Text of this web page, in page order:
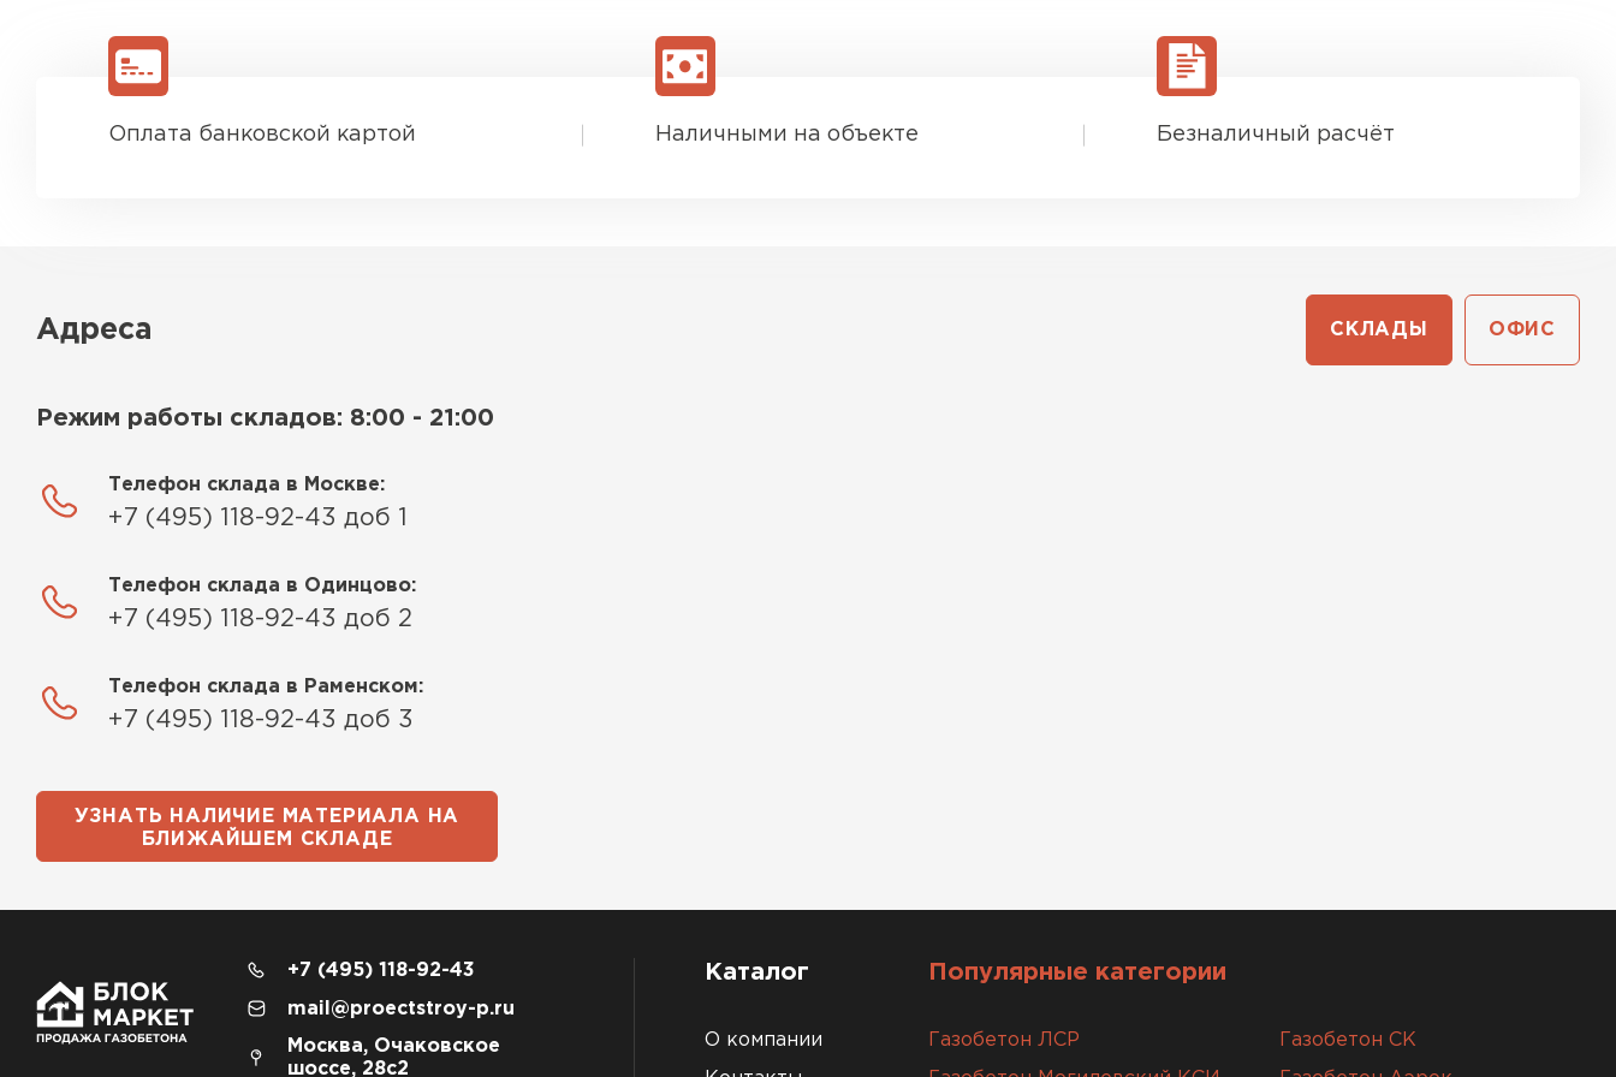
Оплата банковской картой Наличными на объекте Безналичный расчёт
Адреса СКЛАДЫ ОФИС
Режим работы складов: 8:00 - 21:00
Телефон склада в Москве:
+7 (495) 118-92-43 доб 1
Телефон склада в Одинцово:
+7 (495) 118-92-43 доб 2
Телефон склада в Раменском:
+7 (495) 118-92-43 доб 3
УЗНАТЬ НАЛИЧИЕ МАТЕРИАЛА НА
БЛИЖАЙШЕМ СКЛАДЕ
+7 (495) 118-92-43
mail@proectstroy-p.ru
Москва, Очаковское
шоссе, 28с2
Каталог
О компании
Популярные категории
Газобетон ЛСР Газобетон СК